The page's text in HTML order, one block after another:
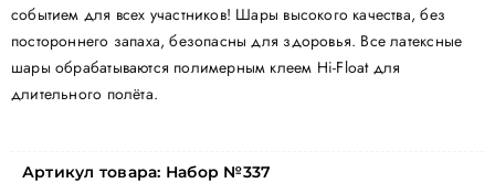
событием для всех участников! Шары высокого качества, без
постороннего запаха, безопасны для здоровья. Все латексные
шары обрабатываются полимерным клеем Hi-Float для
длительного полёта.
Артикул товара: Набор №337